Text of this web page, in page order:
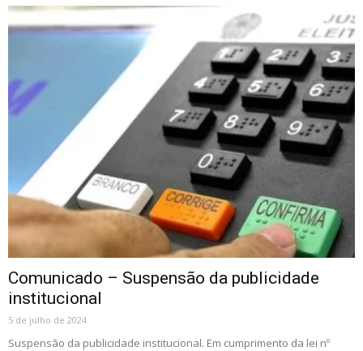
Comunicado – Suspensão da publicidade
institucional
5 de julho de 2024
Suspensão da publicidade institucional. Em cumprimento da lei nº